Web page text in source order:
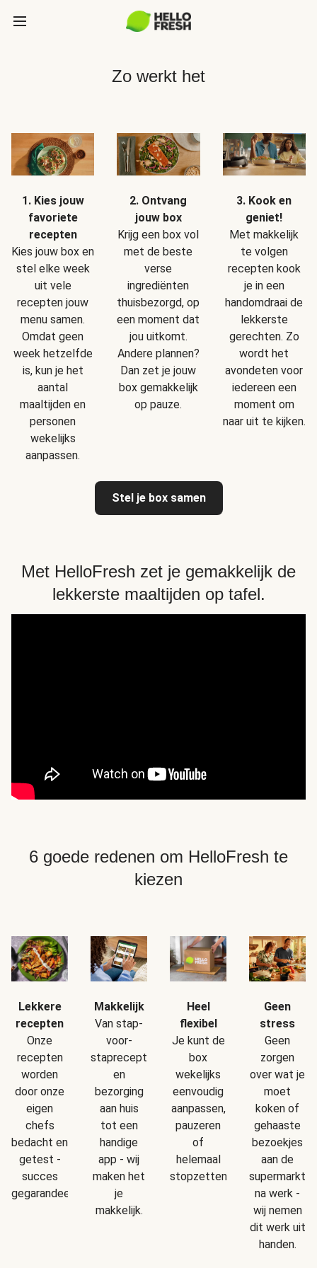
Zo werkt het
1. Kies jouw
favoriete
recepten
Kies jouw box en
stel elke week
uit vele
recepten jouw
menu samen.
Omdat geen
week hetzelfde
is, kun je het
aantal
maaltijden en
personen
wekelijks
aanpassen.
2. Ontvang
jouw box
Krijg een box vol
met de beste
verse
ingrediënten
thuisbezorgd, op
een moment dat
jou uitkomt.
Andere plannen?
Dan zet je jouw
box gemakkelijk
op pauze.
3. Kook en
geniet!
Met makkelijk
te volgen
recepten kook
je in een
handomdraai de
lekkerste
gerechten. Zo
wordt het
avondeten voor
iedereen een
moment om
naar uit te kijken.
Stel je box samen
Met HelloFresh zet je gemakkelijk de
lekkerste maaltijden op tafel.
6 goede redenen om HelloFresh te
kiezen
Lekkere
recepten
Onze
recepten
worden
door onze
eigen
chefs
bedacht en
getest -
succes
gegarandeerd!
Makkelijk
Van stap-
voor-
staprecepten
en
bezorging
aan huis
tot een
handige
app - wij
maken het
je
makkelijk.
Heel
flexibel
Je kunt de
box
wekelijks
eenvoudig
aanpassen,
pauzeren
of
helemaal
stopzetten.
Geen
stress
Geen
zorgen
over wat je
moet
koken of
gehaaste
bezoekjes
aan de
supermarkt
na werk -
wij nemen
dit werk uit
handen.